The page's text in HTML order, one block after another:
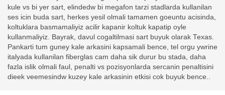
kule vs bi yer sart, elindedw bi megafon tarzi stadlarda kullanilan
ses icin buda sart, herkes yesil olmali tamamen goeuntu acisinda,
koltuklara basmamaliyiz acilir kapanir koltuk kapatip oyle
kullanmaliyiz. Bayrak, davul cogaltilmasi sart buyuk olarak Texas.
Pankarti tum guney kale arkasini kapsamali bence, tel orgu ywrine
italyada kullanilan fiberglas cam daha sik durur bu stada, daha
fazla islik olmali faul, penalti vs pozisyonlarda sercanin penaltisini
dieek veemesindw kuzey kale arkasinin etkisi cok buyuk bence..